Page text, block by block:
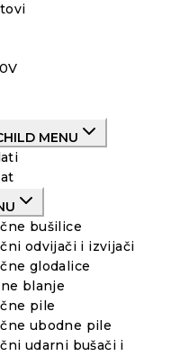
MENU
bušilice
odvijači i izvijači
glodalice
blanje
pile
ubodne pile
udarni bušači i